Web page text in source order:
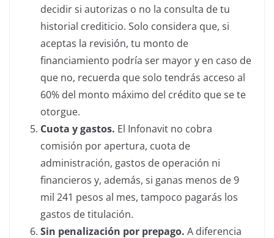
decidir si autorizas o no la consulta de tu
historial crediticio. Solo considera que, si
aceptas la revisión, tu monto de
financiamiento podría ser mayor y en caso de
que no, recuerda que solo tendrás acceso al
60% del monto máximo del crédito que se te
otorgue.
Cuota y gastos. El Infonavit no cobra
comisión por apertura, cuota de
administración, gastos de operación ni
financieros y, además, si ganas menos de 9
mil 241 pesos al mes, tampoco pagarás los
gastos de titulación.
Sin penalización por prepago. A diferencia